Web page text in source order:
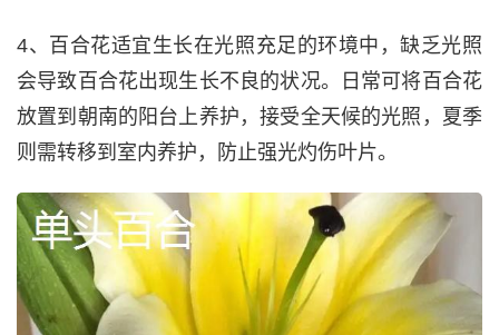
4、百合花适宜生长在光照充足的环境中，缺乏光照
会导致百合花出现生长不良的状况。日常可将百合花
放置到朝南的阳台上养护，接受全天候的光照，夏季
则需转移到室内养护，防止强光灼伤叶片。